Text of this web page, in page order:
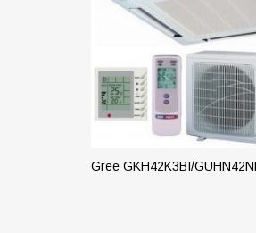
Gree GKH42K3BI/